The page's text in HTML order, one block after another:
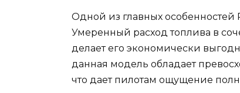
Одной из главных особенностей
Умеренный расход топлива в
делает его экономически
данная модель обладает
что дает пилотам ощущение